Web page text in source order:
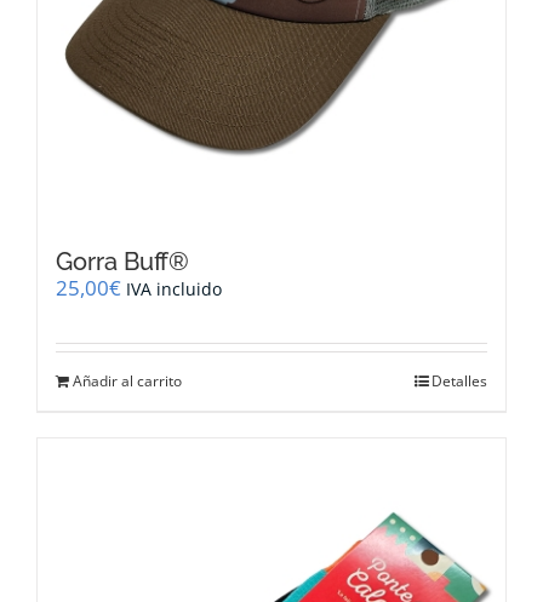
Gorra Buff®
25,00€ IVA incluido
Añadir al carrito Detalles